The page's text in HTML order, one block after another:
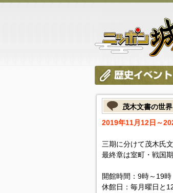
茂木文書の世
2019年11月12日～
三期に分けて茂木氏
最終章は室町・戦国期
開館時間：9時～19時
休館日：毎月曜日と